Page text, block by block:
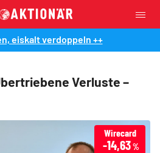
eiskalt verdoppeln ++
Verluste –
Wirecard
-14,63%